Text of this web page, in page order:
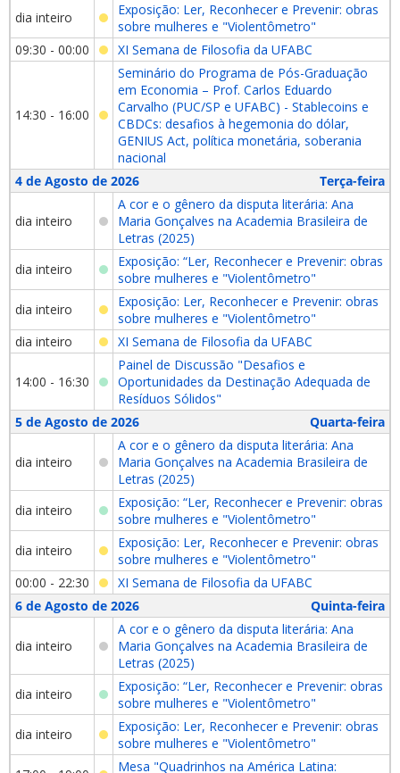
dia inteiro
Exposição: Ler, Reconhecer e Prevenir: obras
sobre mulheres e "Violentômetro"
09:30 - 00:00
XI Semana de Filosofia da UFABC
14:30 - 16:00
Seminário do Programa de Pós-Graduação
em Economia – Prof. Carlos Eduardo
Carvalho (PUC/SP e UFABC) - Stablecoins e
CBDCs: desafios à hegemonia do dólar,
GENIUS Act, política monetária, soberania
nacional
4 de Agosto de 2026
Terça-feira
dia inteiro
A cor e o gênero da disputa literária: Ana
Maria Gonçalves na Academia Brasileira de
Letras (2025)
dia inteiro
Exposição: “Ler, Reconhecer e Prevenir: obras
sobre mulheres e "Violentômetro"
dia inteiro
Exposição: Ler, Reconhecer e Prevenir: obras
sobre mulheres e "Violentômetro"
dia inteiro
XI Semana de Filosofia da UFABC
14:00 - 16:30
Painel de Discussão "Desafios e
Oportunidades da Destinação Adequada de
Resíduos Sólidos"
5 de Agosto de 2026
Quarta-feira
dia inteiro
A cor e o gênero da disputa literária: Ana
Maria Gonçalves na Academia Brasileira de
Letras (2025)
dia inteiro
Exposição: “Ler, Reconhecer e Prevenir: obras
sobre mulheres e "Violentômetro"
dia inteiro
Exposição: Ler, Reconhecer e Prevenir: obras
sobre mulheres e "Violentômetro"
00:00 - 22:30
XI Semana de Filosofia da UFABC
6 de Agosto de 2026
Quinta-feira
dia inteiro
A cor e o gênero da disputa literária: Ana
Maria Gonçalves na Academia Brasileira de
Letras (2025)
dia inteiro
Exposição: “Ler, Reconhecer e Prevenir: obras
sobre mulheres e "Violentômetro"
dia inteiro
Exposição: Ler, Reconhecer e Prevenir: obras
sobre mulheres e "Violentômetro"
Mesa "Quadrinhos na América Latina: